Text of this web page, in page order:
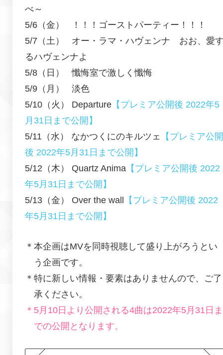
べ～
5/6（金） ！！！ゴーストパーティー！！！
5/7（土） オー・ラマ・ハヴェンナ おお、愛
るハヴェンナよ
5/8（日） 懺悔室で激しく懺悔
5/9（月） 淡色
5/10（火） Departure 【プレミア公開後 2022年5
月31日まで公開】
5/11（水） なかつくにのキルツェ 【プレミア公開
後 2022年5月31日まで公開】
5/12（木） Quartz Anima 【プレミア公開後 2022
年5月31日まで公開】
5/13（金） Over the wall
【プレミア公開後 2022
年5月31日まで公開】
＊本企画はMVを同時視聴して盛り上がろうとい
う企画です。
＊特に新しい情報・要素はありませんので、ご了
承ください。
＊5月10日より公開される4曲は2022年5月31日ま
での公開となります。